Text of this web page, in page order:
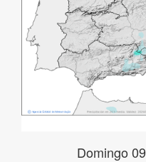
Domingo 09